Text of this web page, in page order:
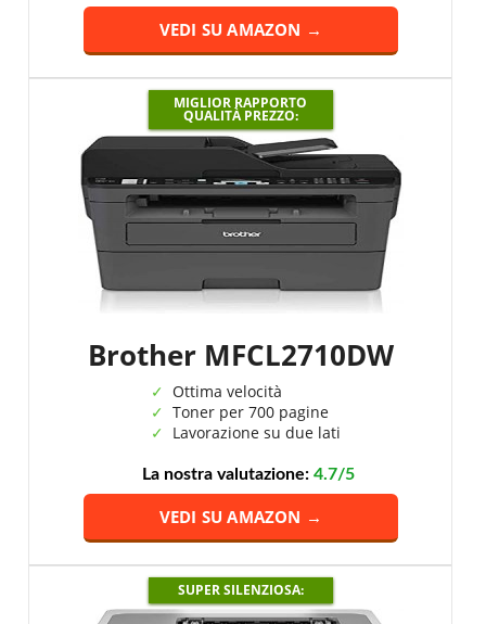
VEDI SU AMAZON →
MIGLIOR RAPPORTO
QUALITÀ PREZZO:
Brother MFCL2710DW
Ottima velocità
Toner per 700 pagine
Lavorazione su due lati
La nostra valutazione: 4.7/5
VEDI SU AMAZON →
SUPER SILENZIOSA: